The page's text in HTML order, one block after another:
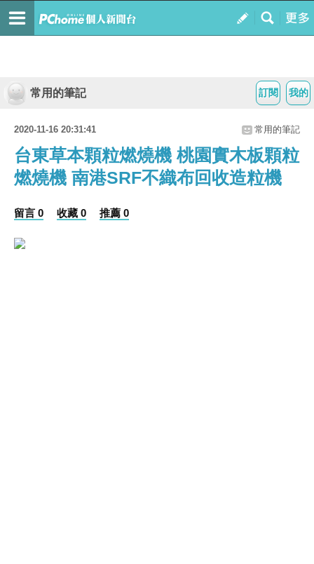
我的
訂閱
常用的筆記
2020-11-16 20:31:41 常用的筆記
台東草本顆粒燃燒機 桃園實木板顆粒
燃燒機 南港SRF不織布回收造粒機
留言 0 收藏 0 推薦 0